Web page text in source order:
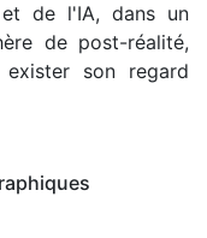
de l'IA, dans un
de post-réalité,
son regard